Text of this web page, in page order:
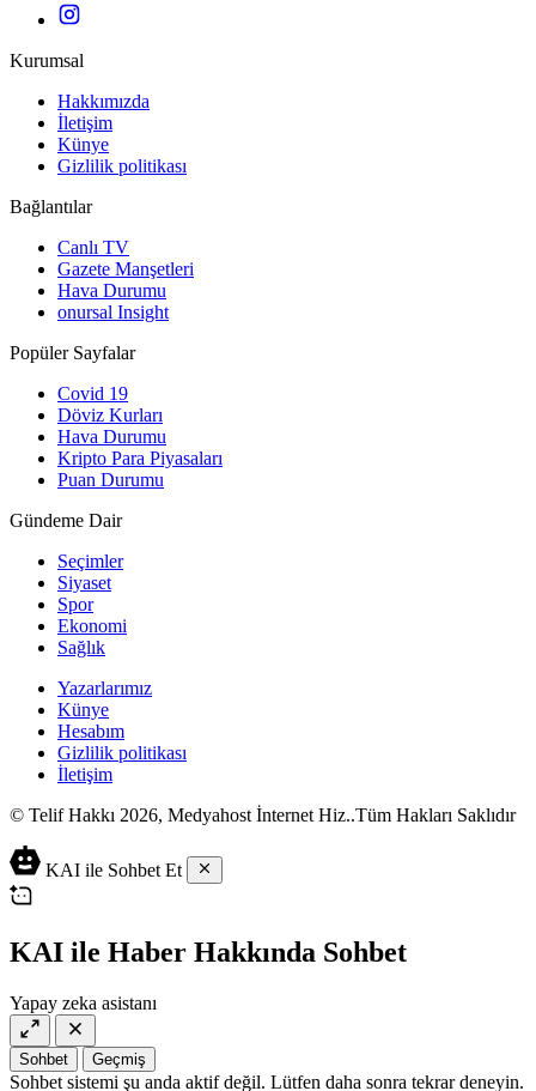
Kurumsal
Hakkımızda
İletişim
Künye
Gizlilik politikası
Bağlantılar
Canlı TV
Gazete Manşetleri
Hava Durumu
onursal Insight
Popüler Sayfalar
Covid 19
Döviz Kurları
Hava Durumu
Kripto Para Piyasaları
Puan Durumu
Gündeme Dair
Seçimler
Siyaset
Spor
Ekonomi
Sağlık
Yazarlarımız
Künye
Hesabım
Gizlilik politikası
İletişim
© Telif Hakkı 2026, Medyahost İnternet Hiz..Tüm Hakları Saklıdır
casino
siteleri
casino
2023
lordcasino
canlı
casino
siteleri
iyi
casino
vdcasino
vdcasino
giriş
vdcasino
ev
yapımı
salça
KAI ile Sohbet Et
KAI ile Haber Hakkında Sohbet
Yapay zeka asistanı
Sohbet Geçmiş
Sohbet sistemi şu anda aktif değil. Lütfen daha sonra tekrar deneyin.